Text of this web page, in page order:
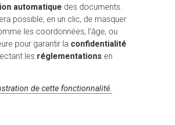
automatique des documents.
possible, en un clic, de masquer
les coordonnées, l’âge, ou
pour garantir la confidentialité
les réglementations en
de cette fonctionnalité.